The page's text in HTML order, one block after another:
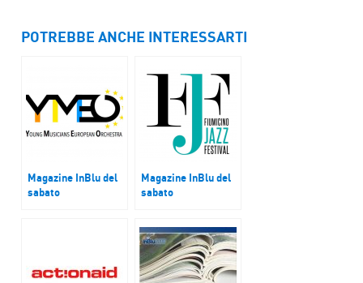
POTREBBE ANCHE INTERESSARTI
Magazine InBlu del
sabato
Magazine InBlu del
sabato
del Fiumicino Jazz